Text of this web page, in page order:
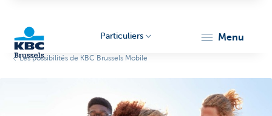
Particuliers menu
Les possibilités de KBC Brussels Mobile